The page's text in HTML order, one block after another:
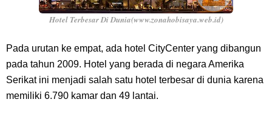
Hotel Terbesar Di Dunia(www.zonahobisaya.web.id)
Pada urutan ke empat, ada hotel CityCenter yang dibangun
pada tahun 2009. Hotel yang berada di negara Amerika
Serikat ini menjadi salah satu hotel terbesar di dunia karena
memiliki 6.790 kamar dan 49 lantai.